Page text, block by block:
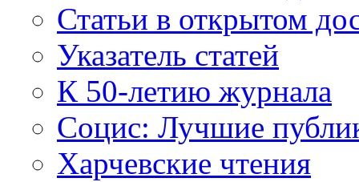
Статьи в открытом
Указатель статей
К 50-летию журнала
Социс: Лучшие
Харчевские чтения